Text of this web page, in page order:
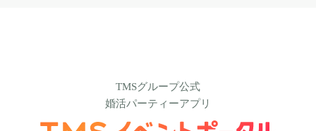
TMSグループ公式
婚活パーティーアプリ